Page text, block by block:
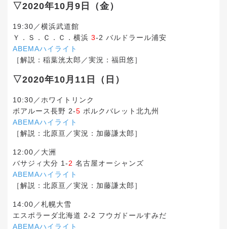
▽2020年10月9日（金）
19:30／横浜武道館
Ｙ．Ｓ．Ｃ．Ｃ．横浜 3-2 バルドラール浦安
ABEMAハイライト
［解説：稲葉洸太郎／実況：福田悠］
▽2020年10月11日（日）
10:30／ホワイトリンク
ボアルース長野 2-5 ボルクバレット北九州
ABEMAハイライト
［解説：北原亘／実況：加藤謙太郎］
12:00／大洲
バサジィ大分 1-2 名古屋オーシャンズ
ABEMAハイライト
［解説：北原亘／実況：加藤謙太郎］
14:00／札幌大雪
エスポラーダ北海道 2-2 フウガドールすみだ
ABEMAハイライト